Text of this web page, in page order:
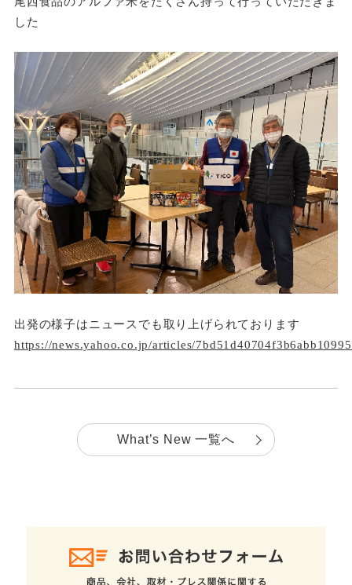
した
出発の様子はニュースでも取り上げられております
https://news.yahoo.co.jp/articles/
What’s New 一覧へ